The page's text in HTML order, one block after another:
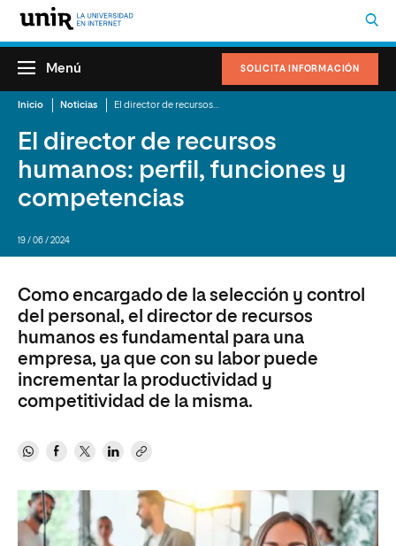
SOLICITA INFORMACIÓN
Menú
Inicio Noticias
El director de recursos
humanos: perfil, funciones y
competencias
19 / 06 / 2024
Como encargado de la selección y control
del personal, el director de recursos
humanos es fundamental para una
empresa, ya que con su labor puede
incrementar la productividad y
competitividad de la misma.